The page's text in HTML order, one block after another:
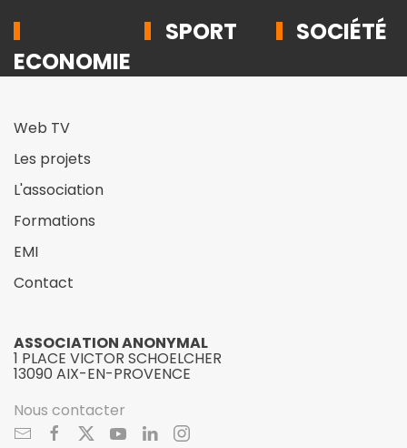
ECONOMIE
SPORT SOCIÉTÉ
Web TV
Les projets
L'association
Formations
EMI
Contact
ASSOCIATION ANONYMAL
1 PLACE VICTOR SCHOELCHER
13090 AIX-EN-PROVENCE
Nous contacter